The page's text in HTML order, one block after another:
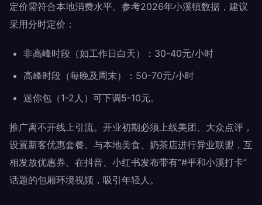
定价需符合本地消费水平。参考2026年小溪镇数据，建议
采用分时定价：
非高峰时段（如工作日白天）：30-40元/小时
高峰时段（每晚及周末）：50-70元/小时
迷你包（1-2人）可下调5-10元。
推广离不开线上引流。开业初期必须上线美团、大众点评，
设置新客优惠套餐。与本地美食、奶茶店进行异业联盟，互
相发放优惠券。在抖音、小红书发布带有“#平和小溪打卡”
话题的包厢环境视频，吸引年轻人。